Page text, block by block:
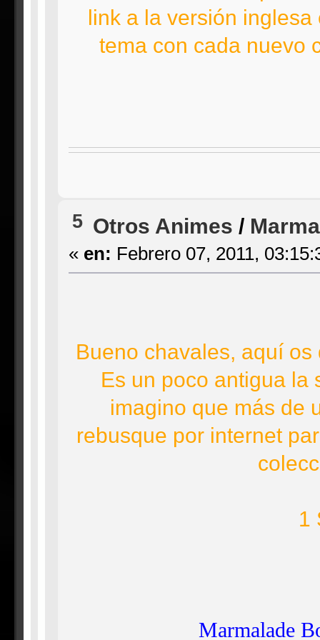
link a la versión
tema con cada nuevo
5 Otros Animes /
« en: Febrero 07, 2011,
Bueno chavales, aquí
Es un poco antigua la
imagino que más de
rebusque por internet
1
Marmalade